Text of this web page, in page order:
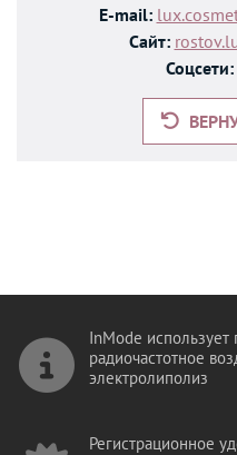
E-mail:
Сайт:
Соцсети:
InMode
радиочастотное
электролиполиз
Регистрационное